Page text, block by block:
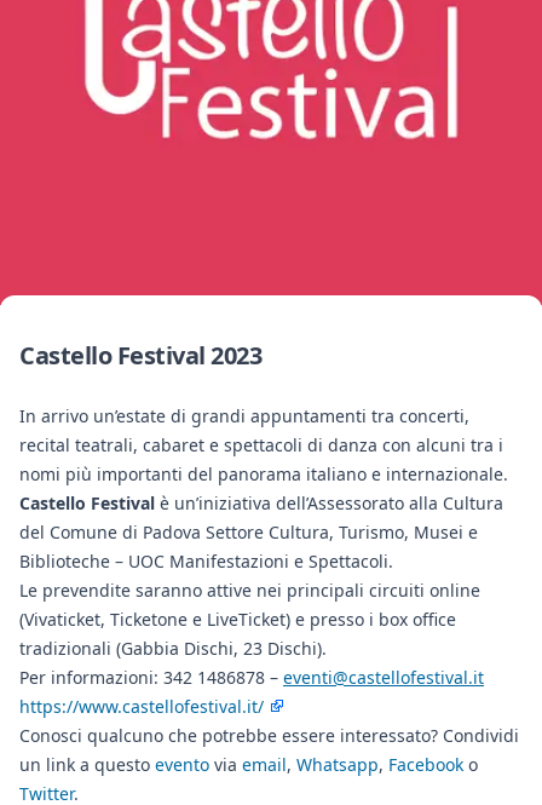
Castello Festival 2023
In arrivo un’estate di grandi appuntamenti tra concerti,
recital teatrali, cabaret e spettacoli di danza con alcuni tra i
nomi più importanti del panorama italiano e internazionale.
Castello Festival è un’iniziativa dell’Assessorato alla Cultura
del Comune di Padova Settore Cultura, Turismo, Musei e
Biblioteche – UOC Manifestazioni e Spettacoli.
Le prevendite saranno attive nei principali circuiti online
(Vivaticket, Ticketone e LiveTicket) e presso i box office
tradizionali (Gabbia Dischi, 23 Dischi).
Per informazioni: 342 1486878 – eventi@castellofestival.it
https://www.castellofestival.it/
Conosci qualcuno che potrebbe essere interessato? Condividi
un link a questo evento via email, Whatsapp, Facebook o
Twitter.